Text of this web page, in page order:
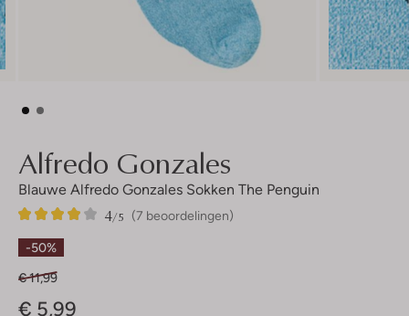
Alfredo Gonzales
Blauwe Alfredo Gonzales Sokken The Penguin
(7 beoordelingen)
4/5
7
4
Sterren
-50%
€ 11,99
€ 5,99